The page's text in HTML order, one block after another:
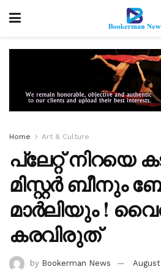
Home Art & Culture
പ്ലേറ്റ് നിറയെ
മിസ്റ്റര്‍ ബീനും
മാര്‍ലിയും !
കരവിരുത്
by Bookerman News